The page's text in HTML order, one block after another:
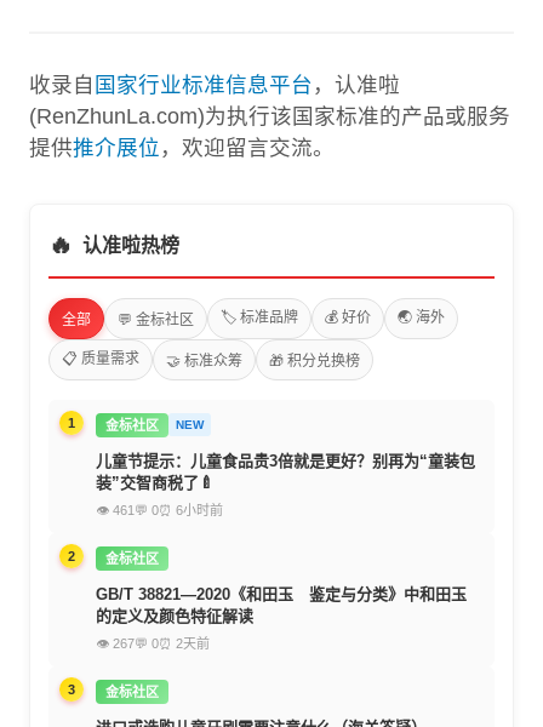
收录自 国家行业标准信息平台 ，认准啦
(RenZhunLa.com)为执行该国家标准的产品或服务
提供推介展位 ，欢迎留言交流。
🔥 认准啦热榜
全部 💬 金标社区 🏷️ 标准品牌 💰 好价 🌏 海外
📋 质量需求 🤝 标准众筹 🎁 积分兑换榜
1 金标社区 NEW
儿童节提示：儿童食品贵3倍就是更好？别再为“童装包
装”交智商税了🍼
👁 461 💬 0⏰ 6小时前
2 金标社区
GB/T 38821—2020《和田玉 鉴定与分类》中和田玉
的定义及颜色特征解读
👁 267💬 0⏰ 2天前
3 金标社区